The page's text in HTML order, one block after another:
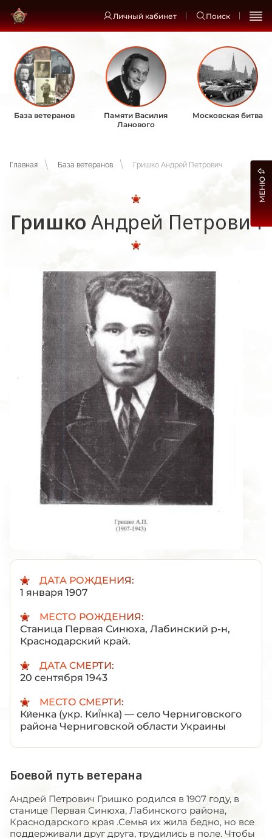
Личный кабинет Поиск
База ветеранов
Памяти Василия
Ланового
Московская битва
Главная База ветеранов Гришко Андрей Петрович
Гришко Андрей Петрович
ДАТА РОЖДЕНИЯ:
1 января 1907
МЕСТО РОЖДЕНИЯ:
Станица Первая Синюха, Лабинский р-н,
Краснодарский край.
ДАТА СМЕРТИ:
20 сентября 1943
МЕСТО СМЕРТИ:
Ки́енка (укр. Киї́нка) — село Черниговского
района Черниговской области Украины
Боевой путь ветерана
Андрей Петрович Гришко родился в 1907 году, в
станице Первая Синюха, Лабинского района,
Краснодарского края .Семья их жила бедно, но все
поддерживали друг друга, трудились в поле. Чтобы
МЕНЮ